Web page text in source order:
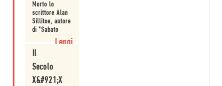
Morto lo
scrittore Alan
Sillitoe, autore
di "Sabato
mattina" da cui
Reisz trasse il
film omonimo
Leggi
Il
Secolo
X&#921;X